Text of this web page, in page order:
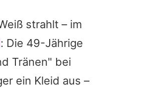
strahlt – im
: Die 49-Jährige
Tränen" bei
ein Kleid aus –